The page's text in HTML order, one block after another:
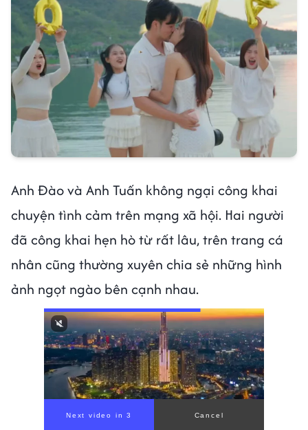
Anh Đào và Anh Tuấn không ngại công khai
chuyện tình cảm trên mạng xã hội. Hai người
đã công khai hẹn hò từ rất lâu, trên trang cá
nhân cũng thường xuyên chia sẻ những hình
ảnh ngọt ngào bên cạnh nhau.